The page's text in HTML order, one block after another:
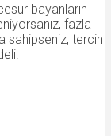
bayanların
fazla
sahipseniz, tercih